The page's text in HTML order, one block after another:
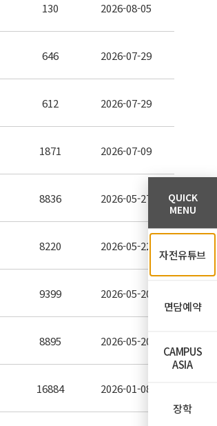
130 2026-08-05
646 2026-07-29
612 2026-07-29
1871 2026-07-09
8836 2026-05-27
8220 2026-05-22
9399 2026-05-20
8895 2026-05-20
16884 2026-01-08
QUICK
MENU
자전유튜브
면담예약
CAMPUS
ASIA
장학